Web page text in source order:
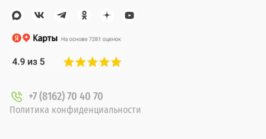
+7 (8162) 70 40 70
Политика конфиденциальности